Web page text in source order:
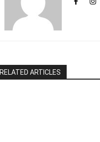
RELATED ARTICLES